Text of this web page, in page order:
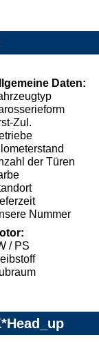
Daten:
Zul.
der Türen
Nummer
/ PS